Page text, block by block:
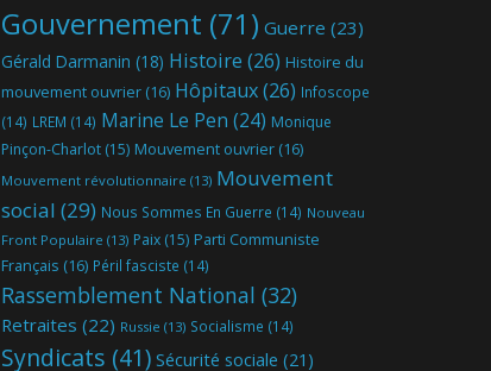
Gouvernement (71) Guerre (23)
Gérald Darmanin (18) Histoire (26) Histoire du
mouvement ouvrier (16) Hôpitaux(26) Infoscope
(14) LREM (14) Marine Le Pen (24) Monique
Pinçon-Charlot (15) Mouvement ouvrier (16)
Mouvement révolutionnaire (13) Mouvement
social (29) Nous Sommes En Guerre (14) Nouveau
Front Populaire (13) Paix (15) Parti Communiste
Français (16) Péril fasciste (14)
Rassemblement National (32)
Retraites (22) Russie (13) Socialisme (14)
Syndicats (41) Sécurité sociale (21)